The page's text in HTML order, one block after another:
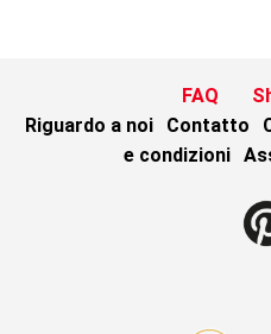
FAQ
Riguardo a noi
Contatto
e condizioni